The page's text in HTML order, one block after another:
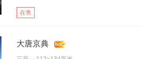
在售
大唐京典